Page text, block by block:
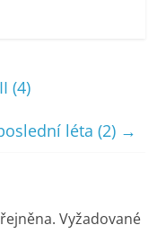
(4)
léta (2) →
Vyžadované